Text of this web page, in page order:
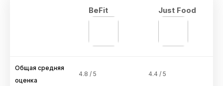
BeFit Just Food
Общая средняя
оценка
4.8 / 5 4.4 / 5